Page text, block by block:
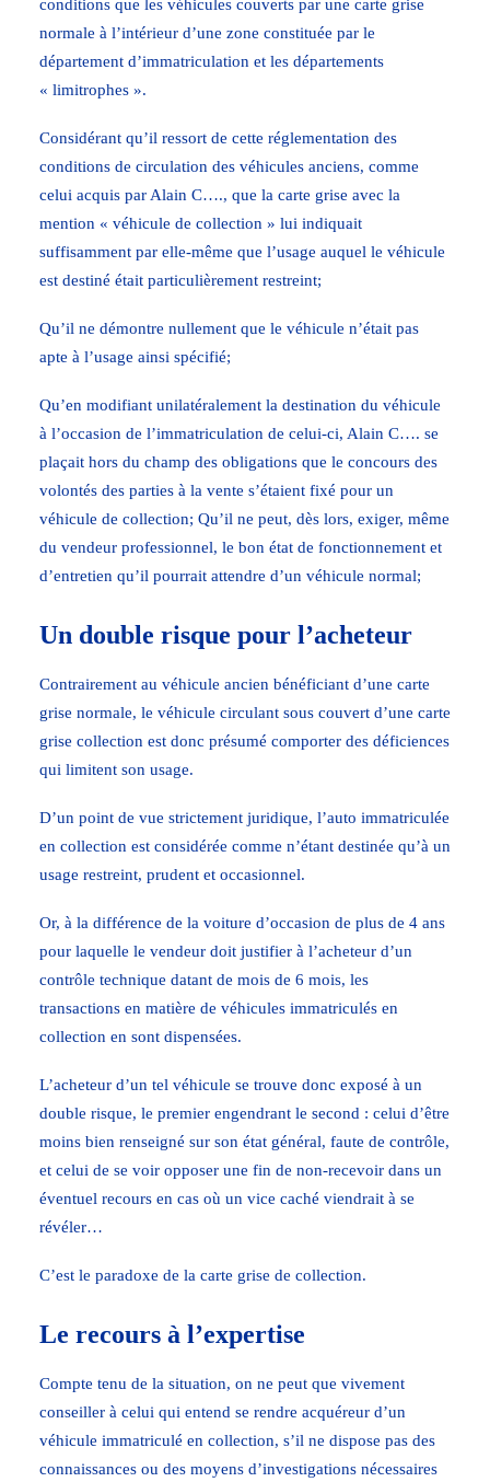
conditions que les véhicules couverts par une carte grise
normale à l’intérieur d’une zone constituée par le
département d’immatriculation et les départements
« limitrophes ».
Considérant qu’il ressort de cette réglementation des
conditions de circulation des véhicules anciens, comme
celui acquis par Alain C…., que la carte grise avec la
mention « véhicule de collection » lui indiquait
suffisamment par elle-même que l’usage auquel le véhicule
est destiné était particulièrement restreint;
Qu’il ne démontre nullement que le véhicule n’était pas
apte à l’usage ainsi spécifié;
Qu’en modifiant unilatéralement la destination du véhicule
à l’occasion de l’immatriculation de celui-ci, Alain C…. se
plaçait hors du champ des obligations que le concours des
volontés des parties à la vente s’étaient fixé pour un
véhicule de collection; Qu’il ne peut, dès lors, exiger, même
du vendeur professionnel, le bon état de fonctionnement et
d’entretien qu’il pourrait attendre d’un véhicule normal;
Un double risque pour l’acheteur
Contrairement au véhicule ancien bénéficiant d’une carte
grise normale, le véhicule circulant sous couvert d’une carte
grise collection est donc présumé comporter des déficiences
qui limitent son usage.
D’un point de vue strictement juridique, l’auto immatriculée
en collection est considérée comme n’étant destinée qu’à un
usage restreint, prudent et occasionnel.
Or, à la différence de la voiture d’occasion de plus de 4 ans
pour laquelle le vendeur doit justifier à l’acheteur d’un
contrôle technique datant de mois de 6 mois, les
transactions en matière de véhicules immatriculés en
collection en sont dispensées.
L’acheteur d’un tel véhicule se trouve donc exposé à un
double risque, le premier engendrant le second : celui d’être
moins bien renseigné sur son état général, faute de contrôle,
et celui de se voir opposer une fin de non-recevoir dans un
éventuel recours en cas où un vice caché viendrait à se
révéler…
C’est le paradoxe de la carte grise de collection.
Le recours à l’expertise
Compte tenu de la situation, on ne peut que vivement
conseiller à celui qui entend se rendre acquéreur d’un
véhicule immatriculé en collection, s’il ne dispose pas des
connaissances ou des moyens d’investigations nécessaires